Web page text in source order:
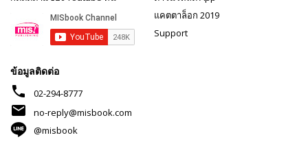
แคตตาล็อก 2019
Support
ข้อมูลติดต่อ
phone 02-294-8777
mail
no-reply@misbook.com
@misbook